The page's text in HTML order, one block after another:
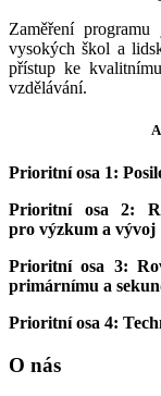
Zaměření
vysokých škol a
přístup ke
vzdělávání.
Prioritní osa 1:
Prioritní osa 2:
pro výzkum a vývoj
Prioritní osa 3:
primárnímu a
Prioritní osa 4:
O nás